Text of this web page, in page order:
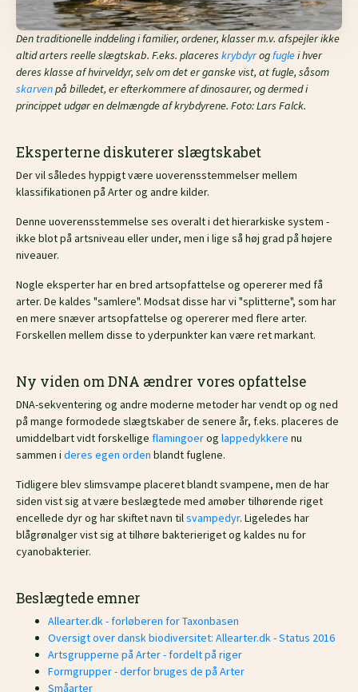
Den traditionelle inddeling i familier, ordener, klasser m.v. afspejler ikke
altid arters reelle slægtskab. F.eks. placeres krybdyrogfuglei hver
deres klasse af hvirveldyr, selv om det er ganske vist, at fugle, såsom
skarvenpå billedet, er efterkommere af dinosaurer, og dermed i
princippet udgør en delmængde af krybdyrene. Foto: Lars Falck.
Eksperterne diskuterer slægtskabet
Der vil således hyppigt være uoverensstemmelser mellem
klassifikationen på Arter og andre kilder.
Denne uoverensstemmelse ses overalt i det hierarkiske system -
ikke blot på artsniveau eller under, men i lige så høj grad på højere
niveauer.
Nogle eksperter har en bred artsopfattelse og opererer med få
arter. De kaldes "samlere". Modsat disse har vi "splitterne", som har
en mere snæver artsopfattelse og opererer med flere arter.
Forskellen mellem disse to yderpunkter kan være ret markant.
Ny viden om DNA ændrer vores opfattelse
DNA-sekventering og andre moderne metoder har vendt op og ned
på mange formodede slægtskaber de senere år, f.eks. placeres de
umiddelbart vidt forskellige flamingoerog lappedykkere nu
sammen i deres egen orden blandt fuglene.
Tidligere blev slimsvampe placeret blandt svampene, men de har
siden vist sig at være beslægtede med amøber tilhørende riget
encellede dyr og har skiftet navn tilsvampedyr. Ligeledes har
blågrønalger vist sig at tilhøre bakterieriget og kaldes nu for
cyanobakterier.
Beslægtede emner
Allearter.dk - forløberen for Taxonbasen
Oversigt over dansk biodiversitet: Allearter.dk - Status 2016
Artsgrupperne på Arter - fordelt på riger
Formgrupper - derfor bruges de på Arter
Småarter